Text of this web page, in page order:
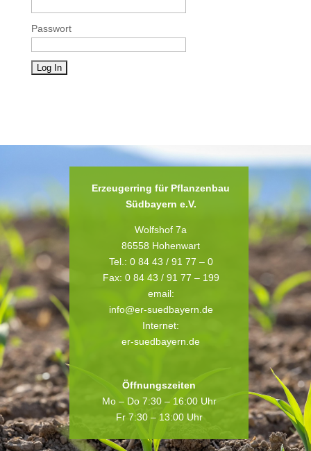
Passwort
Erzeugerring für Pflanzenbau
Südbayern e.V.
Wolfshof 7a
86558 Hohenwart
Tel.: 0 84 43 / 91 77 – 0
Fax: 0 84 43 / 91 77 – 199
email:
info@er-suedbayern.de
Internet:
er-suedbayern.de
Öffnungszeiten
Mo – Do 7:30 – 16:00 Uhr
Fr 7:30 – 13:00 Uhr